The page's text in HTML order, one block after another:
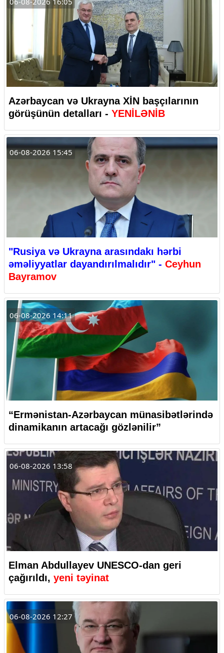
Azərbaycan və Ukrayna XİN başçılarının
görüşünün detalları - YENİLƏNİB
06-08-2026 15:45
"Rusiya və Ukrayna arasındakı hərbi
əməliyyatlar dayandırılmalıdır" - Ceyhun
Bayramov
06-08-2026 14:11
“Ermənistan-Azərbaycan münasibətlərində
dinamikanın artacağı gözlənilir”
06-08-2026 13:58
Elman Abdullayev UNESCO-dan geri
çağırıldı, yeni təyinat
06-08-2026 12:27